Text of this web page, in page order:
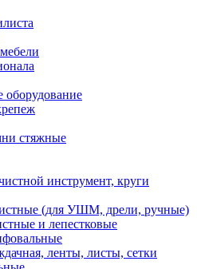
оборудование
стяжные
инструмент, круги
(для УШМ, дрели, ручные)
и лепестковые
ленты, листы, сетки